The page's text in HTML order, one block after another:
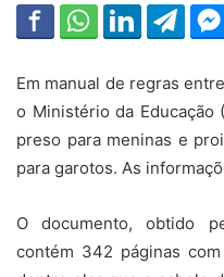
Em manual de regras
o Ministério da Educação
preso para meninas e
para garotos. As
O documento, obtido
contém 342 páginas